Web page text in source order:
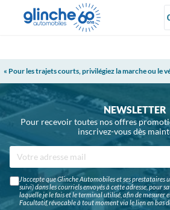
« Pour les trajets courts, privilégiez la marche ou le
NEWSLETTER
Pour recevoir toutes nos offres
inscrivez-vous dès
J'accepte que Glinche Automobiles et ses prestataires
suivi) dans les courriels envoyés à cette adresse, pour
laquelle je le fais et le terminal utilisé, afin de mesurer
Facultatif, révocable à tout moment via le lien en bas